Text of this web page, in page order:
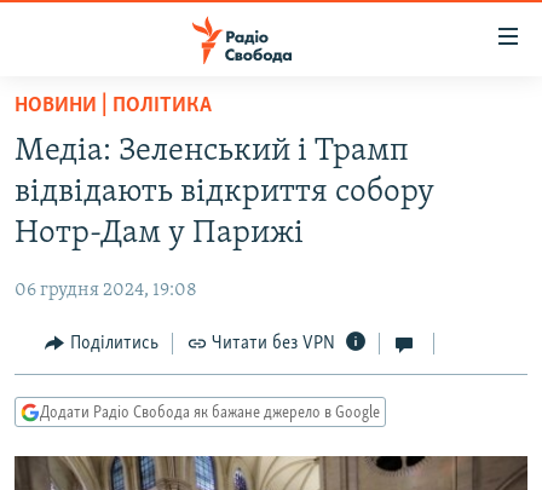
Перейти
основного
матеріалу
Перейти
до
основної
навігації
Перейти
до
пошуку
ВСЕ ЗА ДОБУ
СТАТТІ
ЕКОНОМІКА
СУСПІЛЬСТВО
УКРАЇНА
РОСІЙСЬКА «ФІЛЬТРАЦІЯ»
ДОНБАС.РЕАЛІЇ
ТИ ЯК?
СХЕМИ
НОВИНИ | ПОЛІТИКА
Медіа: Зеленський і Трамп
відвідають відкриття собору
Нотр-Дам у Парижі
06 грудня 2024, 19:08
Поділитись Читати без VPN
Додати Радіо Свобода як бажане джерело в Google